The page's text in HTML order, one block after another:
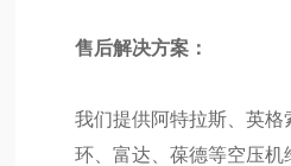
售后解决方案：
我们提供阿特拉斯、英
环、富达、葆德等空压机